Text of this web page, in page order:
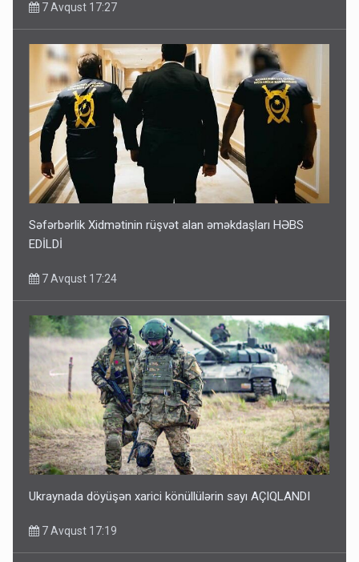
7 Avqust 17:27
Səfərbərlik Xidmətinin rüşvət alan əməkdaşları HƏBS
EDİLDİ
7 Avqust 17:24
Ukraynada döyüşən xarici könüllülərin sayı AÇIQLANDI
7 Avqust 17:19